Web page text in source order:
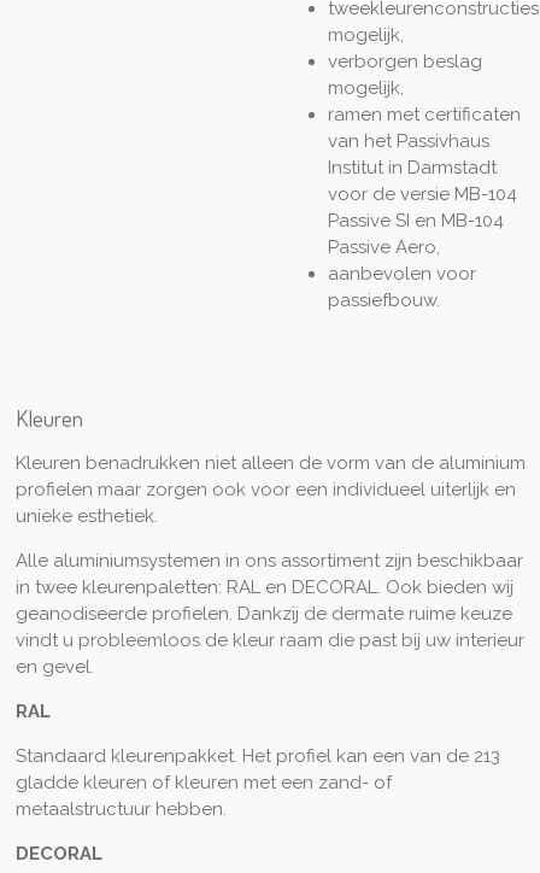
tweekleurenconstructies
mogelijk,
verborgen beslag
mogelijk,
ramen met certificaten
van het Passivhaus
Institut in Darmstadt
voor de versie MB-104
Passive SI en MB-104
Passive Aero,
aanbevolen voor
passiefbouw.
Kleuren
Kleuren benadrukken niet alleen de vorm van de aluminium
profielen maar zorgen ook voor een individueel uiterlijk en
unieke esthetiek.
Alle aluminiumsystemen in ons assortiment zijn beschikbaar
in twee kleurenpaletten: RAL en DECORAL. Ook bieden wij
geanodiseerde profielen. Dankzij de dermate ruime keuze
vindt u probleemloos de kleur raam die past bij uw interieur
en gevel.
RAL
Standaard kleurenpakket. Het profiel kan een van de 213
gladde kleuren of kleuren met een zand- of
metaalstructuur hebben.
DECORAL